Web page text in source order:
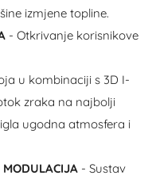
izmjene topline.
- Otkrivanje korisnikove
u kombinaciji s 3D I-
zraka na najbolji
ugodna atmosfera i
- Sustav